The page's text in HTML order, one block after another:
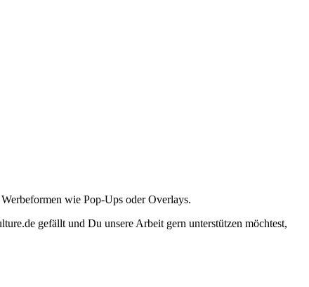
wie Pop-Ups oder Overlays.
gefällt und Du unsere Arbeit gern unterstützen möchtest,